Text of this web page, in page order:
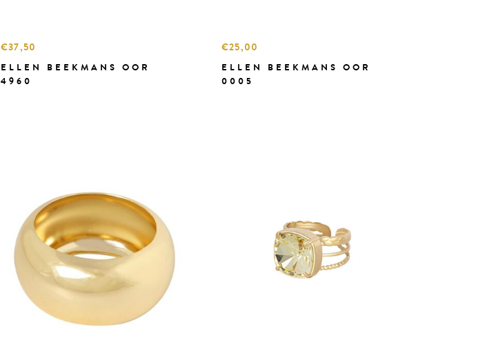
€37,50
ELLEN BEEKMANS OOR
4960
€25,00
ELLEN BEEKMANS OOR
0005